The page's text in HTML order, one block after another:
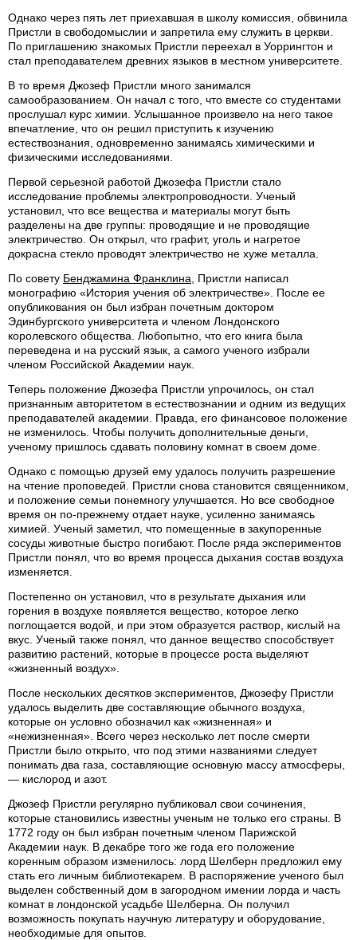
Однако через пять лет приехавшая в школу комиссия, обвинила
Пристли в свободомыслии и запретила ему служить в церкви.
По приглашению знакомых Пристли переехал в Уоррингтон и
стал преподавателем древних языков в местном университете.
В то время Джозеф Пристли много занимался
самообразованием. Он начал с того, что вместе со студентами
прослушал курс химии. Услышанное произвело на него такое
впечатление, что он решил приступить к изучению
естествознания, одновременно занимаясь химическими и
физическими исследованиями.
Первой серьезной работой Джозефа Пристли стало
исследование проблемы электропроводности. Ученый
установил, что все вещества и материалы могут быть
разделены на две группы: проводящие и не проводящие
электричество. Он открыл, что графит, уголь и нагретое
докрасна стекло проводят электричество не хуже металла.
По совету Бенджамина Франклина , Пристли написал
монографию «История учения об электричестве». После ее
опубликования он был избран почетным доктором
Эдинбургского университета и членом Лондонского
королевского общества. Любопытно, что его книга была
переведена и на русский язык, а самого ученого избрали
членом Российской Академии наук.
Теперь положение Джозефа Пристли упрочилось, он стал
признанным авторитетом в естествознании и одним из ведущих
преподавателей академии. Правда, его финансовое положение
не изменилось. Чтобы получить дополнительные деньги,
ученому пришлось сдавать половину комнат в своем доме.
Однако с помощью друзей ему удалось получить разрешение
на чтение проповедей. Пристли снова становится священником,
и положение семьи понемногу улучшается. Но все свободное
время он по-прежнему отдает науке, усиленно занимаясь
химией. Ученый заметил, что помещенные в закупоренные
сосуды животные быстро погибают. После ряда экспериментов
Пристли понял, что во время процесса дыхания состав воздуха
изменяется.
Постепенно он установил, что в результате дыхания или
горения в воздухе появляется вещество, которое легко
поглощается водой, и при этом образуется раствор, кислый на
вкус. Ученый также понял, что данное вещество способствует
развитию растений, которые в процессе роста выделяют
«жизненный воздух».
После нескольких десятков экспериментов, Джозефу Пристли
удалось выделить две составляющие обычного воздуха,
которые он условно обозначил как «жизненная» и
«нежизненная». Всего через несколько лет после смерти
Пристли было открыто, что под этими названиями следует
понимать два газа, составляющие основную массу атмосферы,
— кислород и азот.
Джозеф Пристли регулярно публиковал свои сочинения,
которые становились известны ученым не только его страны. В
1772 году он был избран почетным членом Парижской
Академии наук. В декабре того же года его положение
коренным образом изменилось: лорд Шелберн предложил ему
стать его личным библиотекарем. В распоряжение ученого был
выделен собственный дом в загородном имении лорда и часть
комнат в лондонской усадьбе Шелберна. Он получил
возможность покупать научную литературу и оборудование,
необходимые для опытов.